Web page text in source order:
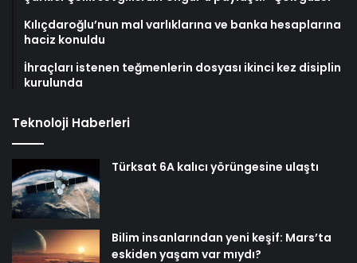
Kılıçdaroğlu’nun mal varlıklarına ve banka hesaplarına
haciz konuldu
İhraçları istenen teğmenlerin dosyası ikinci kez disiplin
kurulunda
Teknoloji Haberleri
Türksat 6A kalıcı yörüngesine ulaştı
Bilim insanlarından yeni keşif: Mars’ta
eskiden yaşam var mıydı?